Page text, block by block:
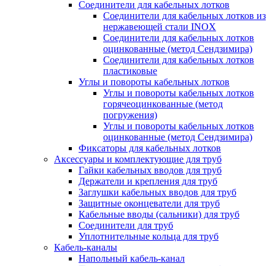
Соединители для кабельных лотков
Соединители для кабельных лотков из
нержавеющей стали INOX
Соединители для кабельных лотков
оцинкованные (метод Сендзимира)
Соединители для кабельных лотков
пластиковые
Углы и повороты кабельных лотков
Углы и повороты кабельных лотков
горячеоцинкованные (метод
погружения)
Углы и повороты кабельных лотков
оцинкованные (метод Сендзимира)
Фиксаторы для кабельных лотков
Аксессуары и комплектующие для труб
Гайки кабельных вводов для труб
Держатели и крепления для труб
Заглушки кабельных вводов для труб
Защитные оконцеватели для труб
Кабельные вводы (сальники) для труб
Соединители для труб
Уплотнительные кольца для труб
Кабель-каналы
Напольный кабель-канал